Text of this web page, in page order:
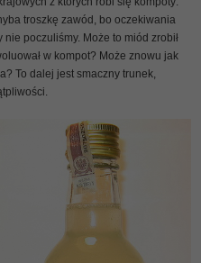
troszkę zawód, bo oczekiwania
poczuliśmy. Może to miód zrobił
w kompot? Może znowu jak
To dalej jest smaczny trunek,